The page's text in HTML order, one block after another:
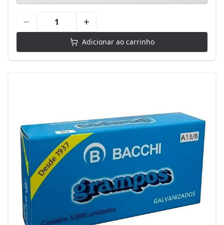
Adicionar ao carrinho